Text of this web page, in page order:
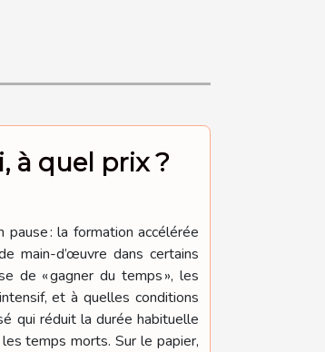
à quel prix ?
: la formation accélérée
main-d’œuvre dans certains
de « gagner du temps », les
et à quelles conditions
qui réduit la durée habituelle
temps morts. Sur le papier,